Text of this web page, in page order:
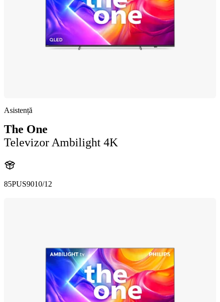
Asistență
The One
Televizor Ambilight 4K
85PUS9010/12